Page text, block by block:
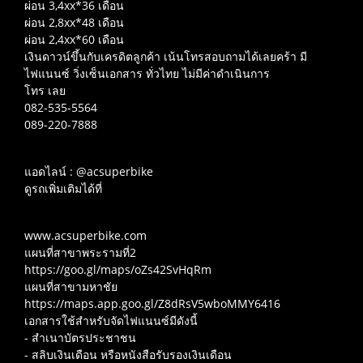
ผ่อน 3,4xx*36 เดือน
ผ่อน 2,8xx*48 เดือน
ผ่อน 2,4xx*60 เดือน
เงินดาวน์ขึ้นกับเครดิตลูกค้า เน้นโทรสอบถามได้เลยคร้า มี
ไฟแนนซ์ วิ่งเซ็นเอกสาร ทั่วไทย ไม่มีค่าดำเนินการ
โทร เลย
082-535-5564
089-220-7888
แอดไลน์ : @acsuperbike
ดูรถเพิ่มเติมได้ที่
www.acsuperbike.com
แผนที่สาขาพระรามที่2
https://goo.gl/maps/oZs42SvHqRm
แผนที่สาขามหาชัย
https://maps.app.goo.gl/Z8dRsV5wboMMY6416
เอกสารใช้สำหรับจัดไฟแนนซ์มีดังนี้
- สำเนาบัตรประชาชน
- สลิบเงินเดือน หรือหนังสือรับรองเงินเดือน